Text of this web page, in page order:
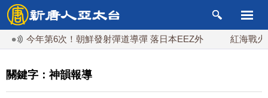
今年第6次！朝鮮發射彈道導彈 落日本EEZ外 紅海戰火續升
關鍵字：神韻報導